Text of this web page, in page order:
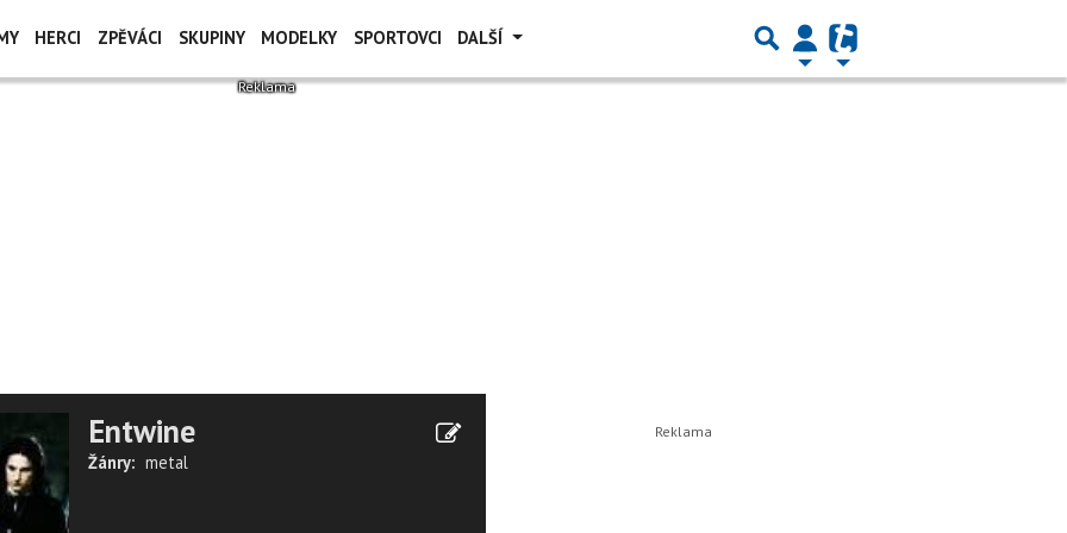
HERCI ZPĚVÁCI SKUPINY MODELKY SPORTOVCI DALŠÍ
Entwine
Žánry: metal